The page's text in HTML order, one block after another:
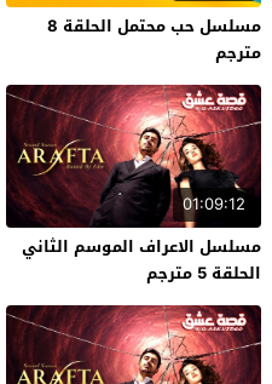
مسلسل حب محتمل الحلقة 8
مترجم
01:09:12
مسلسل الاعراف الموسم الثاني
الحلقة 5 مترجم